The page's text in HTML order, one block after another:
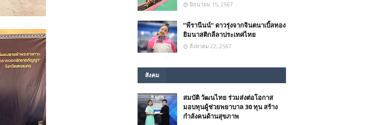
มิถุนายน 15, 2567
”พีรานีนน์“​ ดาวรุ่งจากจินตนาเบิ้ลทอง
ยิมนาสติกลีลาประเทศไทย
สิงหาคม 22, 2567
สังคม
สมบัติ วัฒนไทย ร่วมส่งต่อโอกาส
มอบทุนผู้ช่วยพยาบาล 30 ทุน สร้าง
กำลังคนด้านสุขภาพ